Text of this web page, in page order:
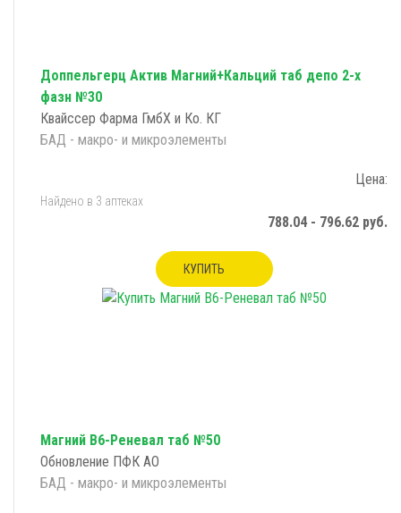
Доппельгерц Актив Магний+Кальций таб депо 2-х
фазн №30
Квайссер Фарма ГмбХ и Ко. КГ
БАД - макро- и микроэлементы
Цена:
Найдено в 3 аптеках
788.04 - 796.62 руб.
КУПИТЬ
Магний B6-Реневал таб №50
Обновление ПФК АО
БАД - макро- и микроэлементы